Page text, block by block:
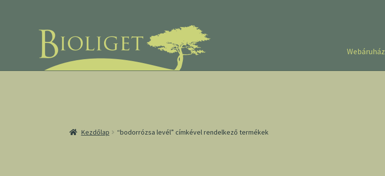
Webáruház
Kezdőlap “bodorrózsa levél” címkével rendelkező termékek